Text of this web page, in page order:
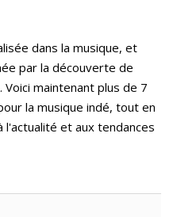
dans la musique, et
par la découverte de
maintenant plus de 7
la musique indé, tout en
et aux tendances